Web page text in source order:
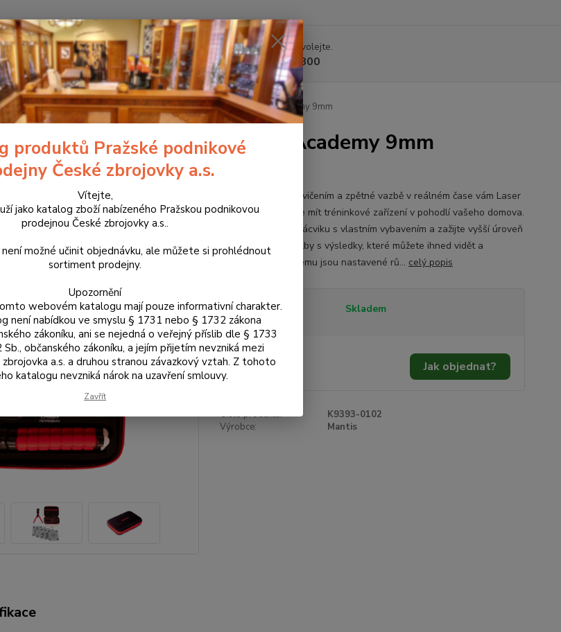
Hledat Nevíte si rady? Zavolejte.
+420 225 375 800
systémy Mantis Laserová tréninková sada MANTIS Laser Academy 9mm
sada MANTIS Laser Academy 9mm
Díky nastaveným cvičením a zpětné vazbě v reálném čase vám Laser
Academy umožňuje mít tréninkové zařízení v pohodlí vašeho domova.
Získejte možnost nácviku s vlastním vybavením a zažijte vyšší úroveň
výcviku suché střelby s výsledky, které můžete ihned vidět a
vyhodnotit. V systému jsou nastavené rů... celý popis
Dostupnost Skladem
3 100 Kč Jak objednat?
Číslo produktu:
K9393-0102
Výrobce:
Mantis
produktů Pražské podnikové
České zbrojovky a.s.
Vítejte,
jako katalog zboží nabízeného Pražskou podnikovou
prodejnou České zbrojovky a.s..
možné učinit objednávku, ale můžete si prohlédnout
sortiment prodejny.
Upozornění
webovém katalogu mají pouze informativní charakter.
není nabídkou ve smyslu § 1731 nebo § 1732 zákona
zákoníku, ani se nejedná o veřejný příslib dle § 1733
občanského zákoníku, a jejím přijetím nevzniká mezi
a.s. a druhou stranou závazkový vztah. Z tohoto
katalogu nevzniká nárok na uzavření smlouvy.
Zavřít